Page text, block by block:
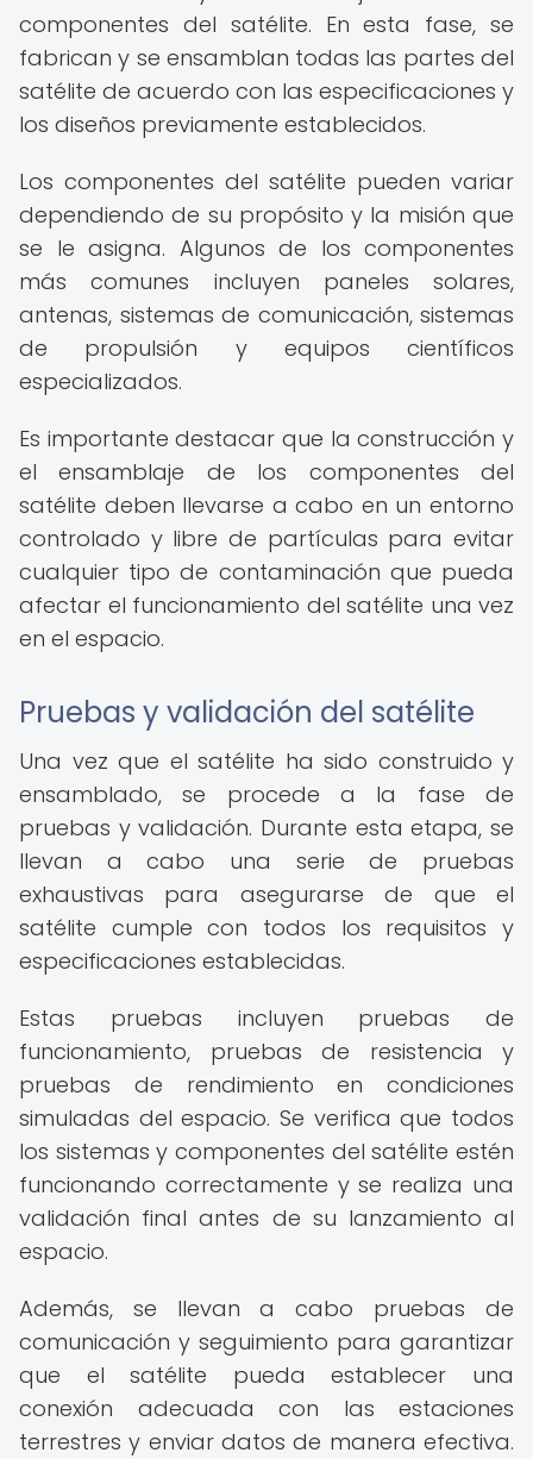
componentes del satélite. En esta fase, se
fabrican y se ensamblan todas las partes del
satélite de acuerdo con las especificaciones y
los diseños previamente establecidos.
Los componentes del satélite pueden variar
dependiendo de su propósito y la misión que
se le asigna. Algunos de los componentes
más comunes incluyen paneles solares,
antenas, sistemas de comunicación, sistemas
de propulsión y equipos científicos
especializados.
Es importante destacar que la construcción y
el ensamblaje de los componentes del
satélite deben llevarse a cabo en un entorno
controlado y libre de partículas para evitar
cualquier tipo de contaminación que pueda
afectar el funcionamiento del satélite una vez
en el espacio.
Pruebas y validación del satélite
Una vez que el satélite ha sido construido y
ensamblado, se procede a la fase de
pruebas y validación. Durante esta etapa, se
llevan a cabo una serie de pruebas
exhaustivas para asegurarse de que el
satélite cumple con todos los requisitos y
especificaciones establecidas.
Estas pruebas incluyen pruebas de
funcionamiento, pruebas de resistencia y
pruebas de rendimiento en condiciones
simuladas del espacio. Se verifica que todos
los sistemas y componentes del satélite estén
funcionando correctamente y se realiza una
validación final antes de su lanzamiento al
espacio.
Además, se llevan a cabo pruebas de
comunicación y seguimiento para garantizar
que el satélite pueda establecer una
conexión adecuada con las estaciones
terrestres y enviar datos de manera efectiva.